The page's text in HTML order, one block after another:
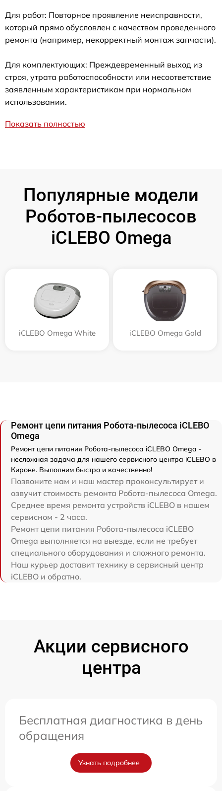
Для работ: Повторное проявление неисправности,
который прямо обусловлен с качеством проведенного
ремонта (например, некорректный монтаж запчасти).
Для комплектующих: Преждевременный выход из
строя, утрата работоспособности или несоответствие
заявленным характеристикам при нормальном
использовании.
Показать полностью
Популярные модели
Роботов-пылесосов
iCLEBO Omega
iCLEBO Omega White iCLEBO Omega Gold
Ремонт цепи питания Робота-пылесоса iCLEBO
Omega
Ремонт цепи питания Робота-пылесоса iCLEBO Omega -
несложная задача для нашего сервисного центра iCLEBO в
Кирове. Выполним быстро и качественно!
Позвоните нам и наш мастер проконсультирует и
озвучит стоимость ремонта Робота-пылесоса Omega.
Среднее время ремонта устройств iCLEBO в нашем
сервисном - 2 часа.
Ремонт цепи питания Робота-пылесоса iCLEBO
Omega выполняется на выезде, если не требует
специального оборудования и сложного ремонта.
Наш курьер доставит технику в сервисный центр
iCLEBO и обратно.
Акции сервисного
центра
Бесплатная диагностика в день
обращения
Узнать подробнее